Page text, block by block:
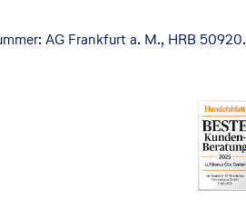
AG Frankfurt a. M., HRB 50920.